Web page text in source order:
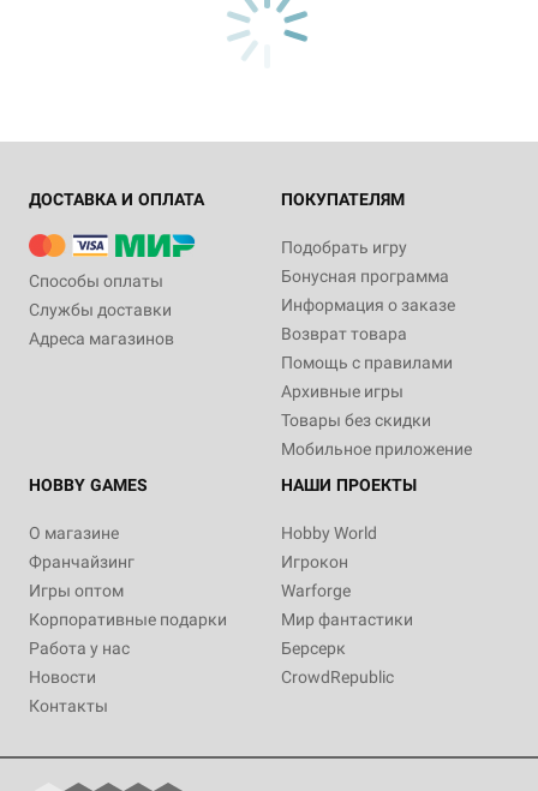
ДОСТАВКА И ОПЛАТА
Способы оплаты
Службы доставки
Адреса магазинов
ПОКУПАТЕЛЯМ
Подобрать игру
Бонусная программа
Информация о заказе
Возврат товара
Помощь с правилами
Архивные игры
Товары без скидки
Мобильное приложение
HOBBY GAMES
О магазине
Франчайзинг
Игры оптом
Корпоративные подарки
Работа у нас
Новости
Контакты
НАШИ ПРОЕКТЫ
Hobby World
Игрокон
Warforge
Мир фантастики
Берсерк
CrowdRepublic